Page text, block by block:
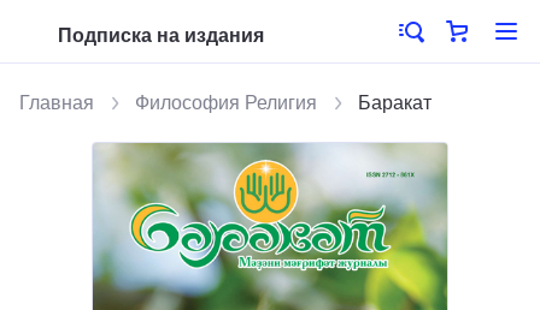
Подписка на издания
Главная Философия Религия Баракат